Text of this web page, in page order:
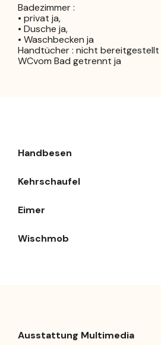
Badezimmer :
• privat ja,
• Dusche ja,
• Waschbecken ja
Handtücher : nicht bereitgestellt
WCvom Bad getrennt ja
Handbesen
Kehrschaufel
Eimer
Wischmob
Ausstattung Multimedia